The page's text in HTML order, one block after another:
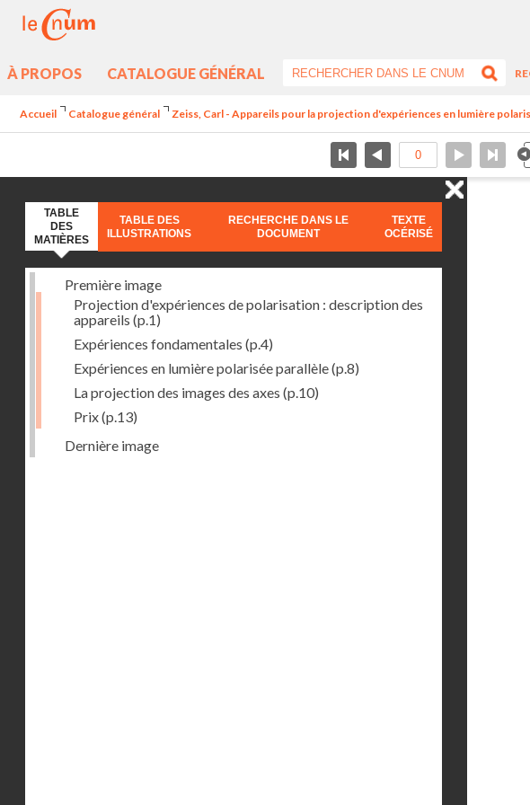
À PROPOS CATALOGUE GÉNÉRAL
Accueil Catalogue général Zeiss, Carl - Appareils pour la projection d'expériences en lumière
TABLE
DES
MATIÈRES
TABLE DES
ILLUSTRATIONS
RECHERCHE DANS LE
DOCUMENT
TEXTE
OCÉRISÉ
Première image
Projection d'expériences de polarisation : description des
appareils (p.1)
Expériences fondamentales (p.4)
Expériences en lumière polarisée parallèle(p.8)
La projection des images des axes (p.10)
Prix(p.13)
Dernière image